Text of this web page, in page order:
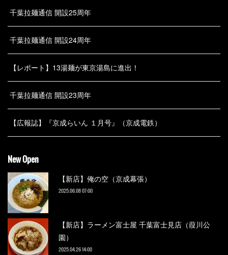
千葉拉麺通信 開設25周年
千葉拉麺通信 開設24周年
【レポート】13湯麺が東京湯島に進出！
千葉拉麺通信 開設23周年
【広報誌】『京成らいん １月号』（京成電鉄）
New Open
【新店】俺の空（京成幕張）
2025.06.08 07:00
【新店】ラーメン富士屋 千葉富士見店（葭川公
園）
2025.04.26 14:00